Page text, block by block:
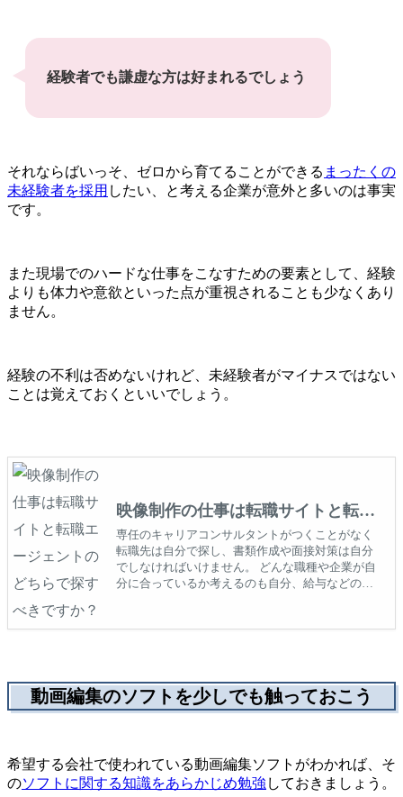
経験者でも謙虚な方は好まれるでしょう
それならばいっそ、ゼロから育てることができる まったくの
未経験者を採用 したい、と考える企業が意外と多いのは事実
です。
また現場でのハードな仕事をこなすための要素として、経験
よりも体力や意欲といった点が重視されることも少なくあり
ません。
経験の不利は否めないけれど、未経験者がマイナスではない
ことは覚えておくといいでしょう。
映像制作の仕事は転職サイトと転職
エージェントのどちらで探すべきで
すか？
専任のキャリアコンサルタントがつくことがなく
転職先は自分で探し、書類作成や面接対策は自分
でしなければいけません。 どんな職種や企業が自
分に合っているか考えるのも自分、給与などの条
動画編集のソフトを少しでも触っておこう
希望する会社で使われている動画編集ソフトがわかれば、そ
のソフトに関する知識をあらかじめ勉強 しておきましょう。